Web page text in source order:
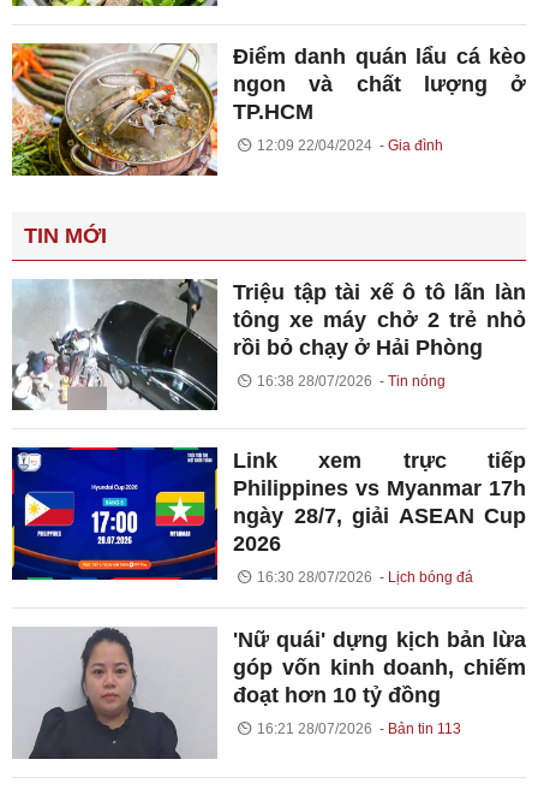
Điểm danh quán lẩu cá kèo
ngon và chất lượng ở
TP.HCM
12:09 22/04/2024 Gia đình
TIN MỚI
Triệu tập tài xế ô tô lấn làn
tông xe máy chở 2 trẻ nhỏ
rồi bỏ chạy ở Hải Phòng
16:38 28/07/2026 Tin nóng
Link xem trực tiếp
Philippines vs Myanmar 17h
ngày 28/7, giải ASEAN Cup
2026
16:30 28/07/2026 Lịch bóng đá
'Nữ quái' dựng kịch bản lừa
góp vốn kinh doanh, chiếm
đoạt hơn 10 tỷ đồng
16:21 28/07/2026 Bản tin 113